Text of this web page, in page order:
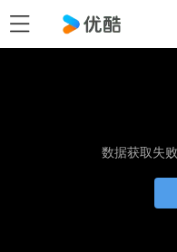
数据获取失